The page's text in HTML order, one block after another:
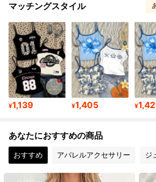
4.74 1.5K フォロワー
4.74 1.5K フォロワー
4.74 1.5K フォロワー
4.74 1.5K フォロワー
4.74 1.5K フォロワー
マッチングスタイル
¥1,139 ¥1,405 ¥
あなたにおすすめの商品
おすすめ アパレルアクセサリー ジ